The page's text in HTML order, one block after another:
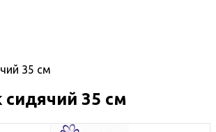
35 см
сидячий 35 см